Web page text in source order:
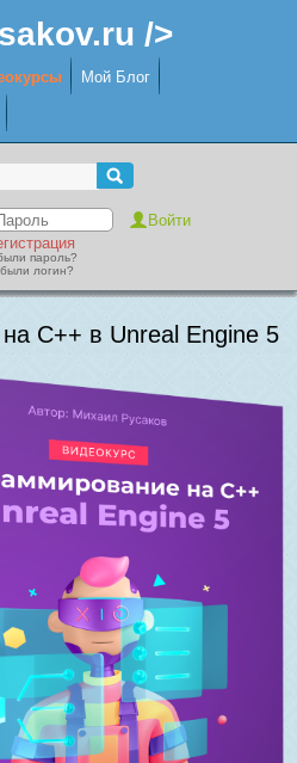
/>
Мой Блог
пароль?
логин?
C++ в Unreal Engine 5